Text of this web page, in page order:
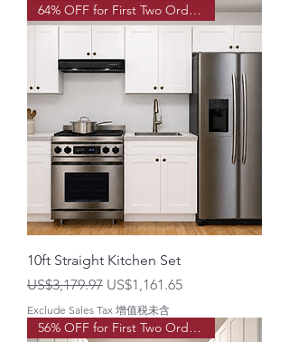
64% OFF for First Two Order!
10ft Straight Kitchen Set
一般價格
US$3,179.97 促銷價格
US$1,161.65
Exclude Sales Tax 增值税未含
56% OFF for First Two Order!